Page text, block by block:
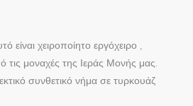
είναι χειροποίητο εργόχειρο ,
τις μοναχές της Ιεράς Μονής μας.
συνθετικό νήμα σε τυρκουάζ